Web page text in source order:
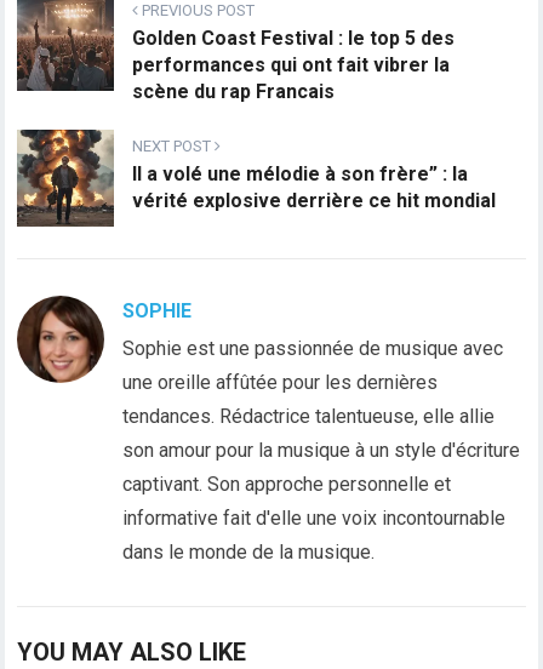
PREVIOUS POST
Golden Coast Festival : le top 5 des
performances qui ont fait vibrer la
scène du rap Francais
NEXT POST
Il a volé une mélodie à son frère” : la
vérité explosive derrière ce hit mondial
SOPHIE
Sophie est une passionnée de musique avec
une oreille affûtée pour les dernières
tendances. Rédactrice talentueuse, elle allie
son amour pour la musique à un style d'écriture
captivant. Son approche personnelle et
informative fait d'elle une voix incontournable
dans le monde de la musique.
YOU MAY ALSO LIKE